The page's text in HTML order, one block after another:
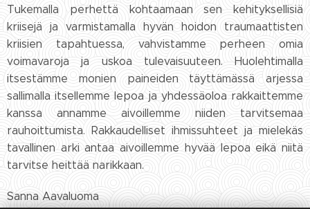
Tukemalla perhettä kohtaamaan sen kehityksellisiä
kriisejä ja varmistamalla hyvän hoidon traumaattisten
kriisien tapahtuessa, vahvistamme perheen omia
voimavaroja ja uskoa tulevaisuuteen. Huolehtimalla
itsestämme monien paineiden täyttämässä arjessa
sallimalla itsellemme lepoa ja yhdessäoloa rakkaittemme
kanssa annamme aivoillemme niiden tarvitsemaa
rauhoittumista. Rakkaudelliset ihmissuhteet ja mielekäs
tavallinen arki antaa aivoillemme hyvää lepoa eikä niitä
tarvitse heittää narikkaan.
Sanna Aavaluoma